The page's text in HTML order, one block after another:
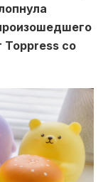
Toppress со